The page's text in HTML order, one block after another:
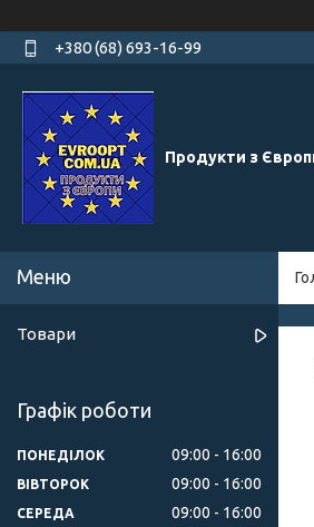
+380 (68) 693-16-99
Продукти з
Товари
Графік роботи
ПОНЕДІЛОК 09:00 16:00
ВІВТОРОК 09:00 16:00
СЕРЕДА 09:00 16:00